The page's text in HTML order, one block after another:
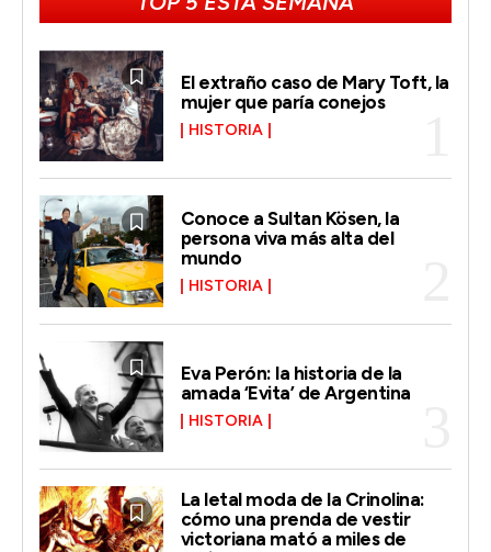
El extraño caso de Mary Toft, la
mujer que paría conejos
HISTORIA
Conoce a Sultan Kösen, la
persona viva más alta del
mundo
HISTORIA
Eva Perón: la historia de la
amada ‘Evita’ de Argentina
HISTORIA
La letal moda de la Crinolina:
cómo una prenda de vestir
victoriana mató a miles de